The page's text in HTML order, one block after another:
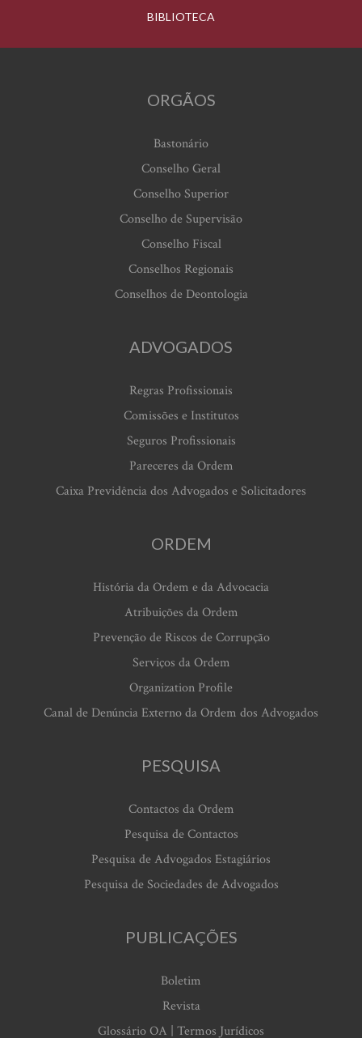
BIBLIOTECA
ORGÃOS
Bastonário
Conselho Geral
Conselho Superior
Conselho de Supervisão
Conselho Fiscal
Conselhos Regionais
Conselhos de Deontologia
ADVOGADOS
Regras Profissionais
Comissões e Institutos
Seguros Profissionais
Pareceres da Ordem
Caixa Previdência dos Advogados e Solicitadores
ORDEM
História da Ordem e da Advocacia
Atribuições da Ordem
Prevenção de Riscos de Corrupção
Serviços da Ordem
Organization Profile
Canal de Denúncia Externo da Ordem dos Advogados
PESQUISA
Contactos da Ordem
Pesquisa de Contactos
Pesquisa de Advogados Estagiários
Pesquisa de Sociedades de Advogados
PUBLICAÇÕES
Boletim
Revista
Glossário OA | Termos Jurídicos